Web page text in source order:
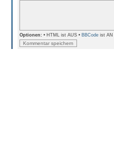
Optionen: • HTML ist AUS • BBCode ist AN